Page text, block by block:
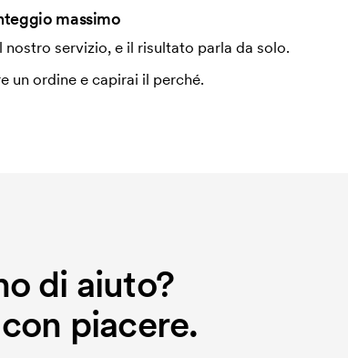
massimo
servizio, e il risultato parla da solo.
un ordine e capirai il perché.
di aiuto?
piacere.